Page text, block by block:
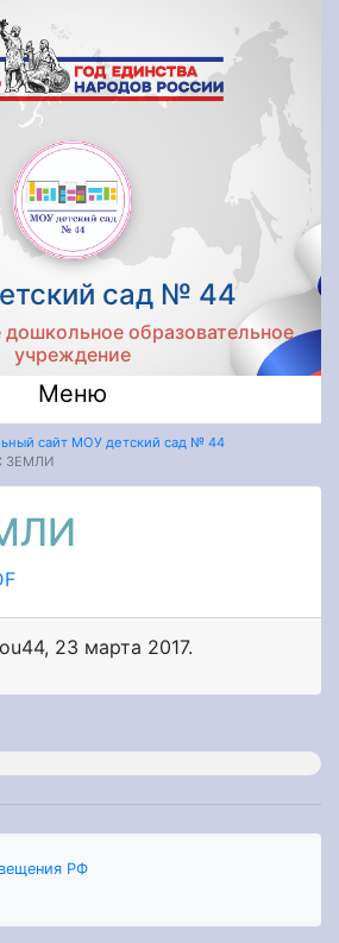
сад № 44
образовательное
учреждение
Меню
сайт МОУ детский сад № 44
ЗЕМЛИ
, 23 марта 2017.
РФ